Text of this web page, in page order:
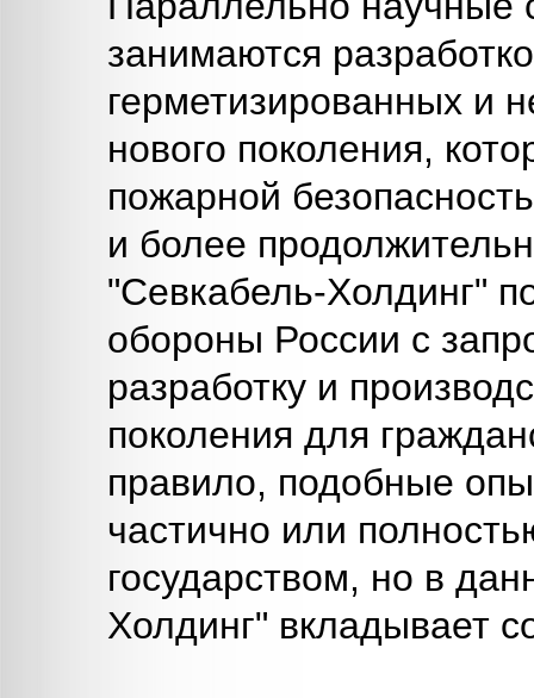
занимаются
герметизированных и
нового поколения,
пожарной
и более
"Севкабель-Холдинг"
обороны России с
разработку и
поколения для
правило, подобные
частично или
государством, но в
Холдинг" вкладывает